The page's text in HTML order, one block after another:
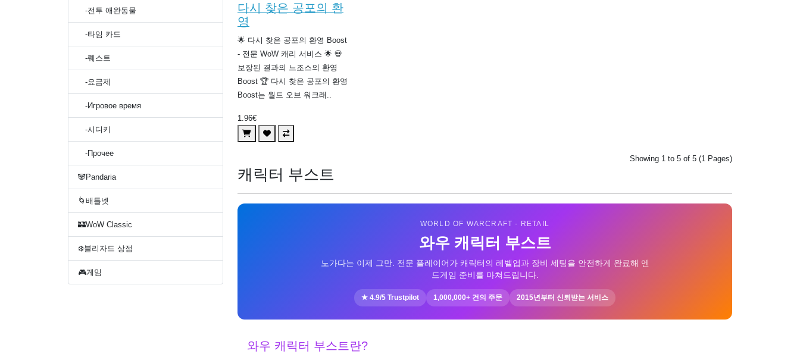
-전투 애완동물
-타임 카드
-퀘스트
-요금제
-Игровое время
-시디키
-Прочее
🐼Pandaria
🌀배틀넷
🏰WoW Classic
❄️블리자드 상점
🎮게임
다시 찾은 공포의 환
영
🌟 다시 찾은 공포의 환영 Boost
- 전문 WoW 캐리 서비스 🌟 💀
보장된 결과의 느조스의 환영
Boost 🏆 다시 찾은 공포의 환영
Boost는 월드 오브 워크래..
1.96€
Showing 1 to 5 of 5 (1 Pages)
캐릭터 부스트
WORLD OF WARCRAFT · RETAIL
와우 캐릭터 부스트
노가다는 이제 그만. 전문 플레이어가 캐릭터의 레벨업과 장비 세팅을 안전하게 완료해 엔
드게임 준비를 마쳐드립니다.
★ 4.9/5 Trustpilot 1,000,000+ 건의 주문 2015년부터 신뢰받는 서비스
와우 캐릭터 부스트란?